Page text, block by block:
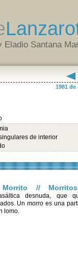
Eladio Santana
1981 de
de interior
//
desnuda, que
Unmorro es una
lomo.